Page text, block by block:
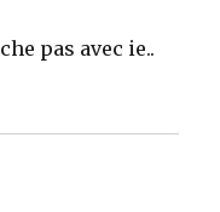
pas avec ie..